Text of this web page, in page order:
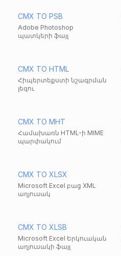
CMX TO PSB
Adobe Photoshop
պատկերի ֆայլ
CMX TO HTML
Հիպերտեքստի նշագրման
լեզու
CMX TO MHT
Համախառն HTML-ի MIME
պարփակում
CMX TO XLSX
Microsoft Excel բաց XML
աղյուսակ
CMX TO XLSB
Microsoft Excel Երկուական
աղյուսակի ֆայլ